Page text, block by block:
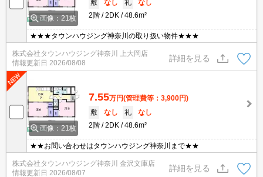
画像：21枚
敷 なし 礼
なし
2階
2DK 48.6m²
★★★タウンハウジング神奈川の取り扱い物件★★★
株式会社タウンハウジング神奈川 上大岡店
情報更新日 2026/08/08
詳細を見る
画像：21枚
7.55万円(管理費等：3,900円)
敷
なし 礼
なし
2階
2DK 48.6m²
★★お問い合わせはタウンハウジング神奈川まで★★
株式会社タウンハウジング神奈川 金沢文庫店
情報更新日 2026/08/07
詳細を見る